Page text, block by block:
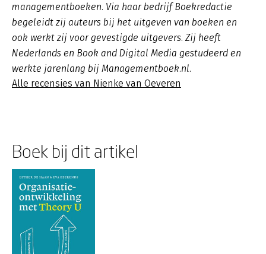
managementboeken. Via haar bedrijf Boekredactie
begeleidt zij auteurs bij het uitgeven van boeken en
ook werkt zij voor gevestigde uitgevers. Zij heeft
Nederlands en Book and Digital Media gestudeerd en
werkte jarenlang bij Managementboek.nl.
Alle recensies van Nienke van Oeveren
Boek bij dit artikel